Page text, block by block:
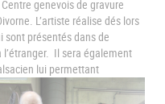
genevois de gravure
L’artiste réalise dés lors
sont présentés dans de
Il sera également
lui permettant